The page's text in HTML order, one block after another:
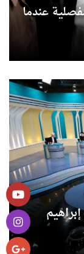
4 تحديات مفصلية عندما